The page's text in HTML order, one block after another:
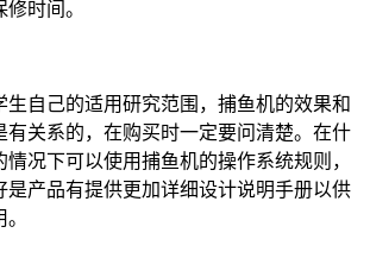
时间。
生自己的适用研究范围，捕鱼机的效果和
有关系的，在购买时一定要问清楚。在什
情况下可以使用捕鱼机的操作系统规则，
是产品有提供更加详细设计说明手册以供